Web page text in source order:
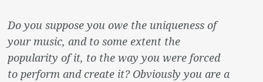
Do you suppose you owe the uniqueness of
your music, and to some extent the
popularity of it, to the way you were forced
to perform and create it? Obviously you are a